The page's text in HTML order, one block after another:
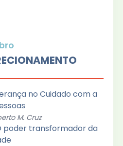
no Cuidado com a
M. Cruz
poder transformador da